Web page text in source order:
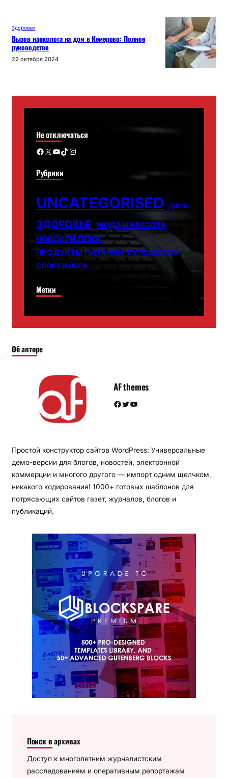
Здоровье
Вызов нарколога на дом в Кемерово: Полное
руководство
22 октября 2024
Не отключаться
Facebook X YouTube TikTok Instagram
Рубрики
UNCATEGORISED ДИЕТЫ
ЗДОРОВЬЕ МОДА И КРАСОТА
НОВОСТИ ПЛЮС
ПРОДУКТЫ ПИТАНИЯ ПУТЕШЕСТВИЯ
СПОРТ И ЙОГА
Метки
Об авторе
AF themes
Facebook Twitter YouTube
Простой конструктор сайтов WordPress: Универсальные
демо-версии для блогов, новостей, электронной
коммерции и многого другого — импорт одним щелчком,
никакого кодирования! 1000+ готовых шаблонов для
потрясающих сайтов газет, журналов, блогов и
публикаций.
Поиск в архивах
Доступ к многолетним журналистским
расследованиям и оперативным репортажам